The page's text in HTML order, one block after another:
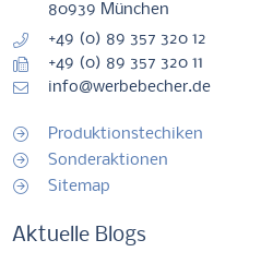
80939 München
+49 (0) 89 357 320 12
+49 (0) 89 357 320 11
info@werbebecher.de
Produktionstechiken
Sonderaktionen
Sitemap
Aktuelle Blogs